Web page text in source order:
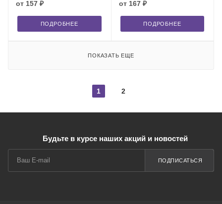
от 157 ₽
ПОДРОБНЕЕ
от 167 ₽
ПОДРОБНЕЕ
ПОКАЗАТЬ ЕЩЕ
1 2
Будьте в курсе наших акций и новостей
ПОДПИСАТЬСЯ